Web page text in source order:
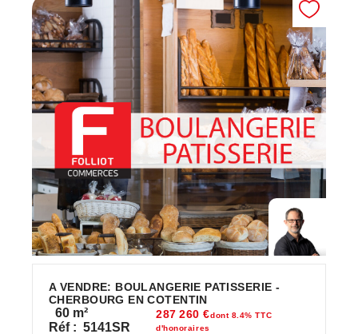
A VENDRE: BOULANGERIE PATISSERIE -
CHERBOURG EN COTENTIN
60 m²
Réf : 5141SR
287 260 €dont 8.4% TTC
d'honoraires